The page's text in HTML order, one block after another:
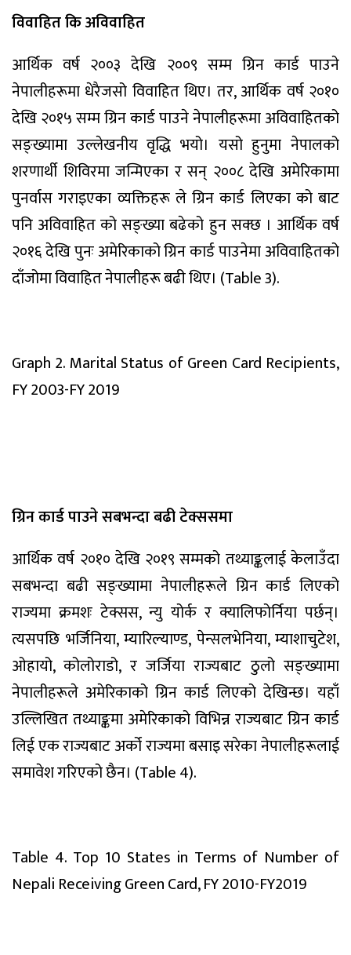
विवाहित कि अविवाहित
आर्थिक वर्ष २००३ देखि २००९ सम्म ग्रिन कार्ड पाउने
नेपालीहरूमा धेरैजसो विवाहित थिए। तर, आर्थिक वर्ष २०१०
देखि २०१५ सम्म ग्रिन कार्ड पाउने नेपालीहरूमा अविवाहितको
सङ्ख्यामा उल्लेखनीय वृद्धि भयो। यसो हुनुमा नेपालको
शरणार्थी शिविरमा जन्मिएका र सन् २००८ देखि अमेरिकामा
पुनर्वास गराइएका व्यक्तिहरू ले ग्रिन कार्ड लिएका को बाट
पनि अविवाहित को सङ्ख्या बढेको हुन सक्छ । आर्थिक वर्ष
२०१६ देखि पुनः अमेरिकाको ग्रिन कार्ड पाउनेमा अविवाहितको
दाँजोमा विवाहित नेपालीहरू बढी थिए। (Table 3).
Graph 2. Marital Status of Green Card Recipients,
FY 2003-FY 2019
ग्रिन कार्ड पाउने सबभन्दा बढी टेक्ससमा
आर्थिक वर्ष २०१० देखि २०१९ सम्मको तथ्याङ्कलाई केलाउँदा
सबभन्दा बढी सङ्ख्यामा नेपालीहरूले ग्रिन कार्ड लिएको
राज्यमा क्रमशः टेक्सस, न्यु योर्क र क्यालिफोर्निया पर्छन्।
त्यसपछि भर्जिनिया, म्यारिल्याण्ड, पेन्सलभेनिया, म्याशाचुटेश,
ओहायो, कोलोराडो, र जर्जिया राज्यबाट ठुलो सङ्ख्यामा
नेपालीहरूले अमेरिकाको ग्रिन कार्ड लिएको देखिन्छ। यहाँ
उल्लिखित तथ्याङ्कमा अमेरिकाको विभिन्न राज्यबाट ग्रिन कार्ड
लिई एक राज्यबाट अर्को राज्यमा बसाइ सरेका नेपालीहरूलाई
समावेश गरिएको छैन। (Table 4).
Table 4. Top 10 States in Terms of Number of
Nepali Receiving Green Card, FY 2010-FY2019